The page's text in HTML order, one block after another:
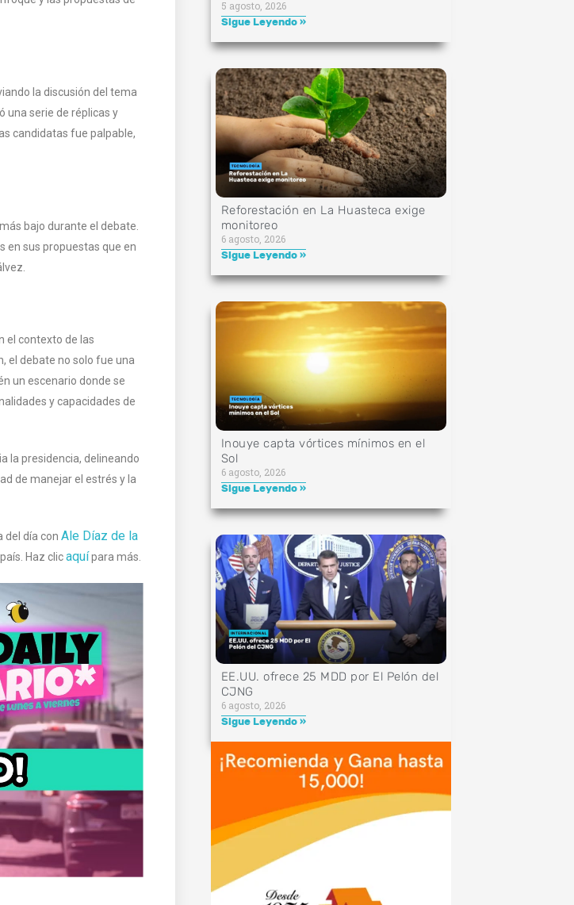
la discusión del tema
una serie de réplicas y
candidatas fue palpable,
bajo durante el debate.
en sus propuestas que en
el contexto de las
el debate no solo fue una
un escenario donde se
y capacidades de
la presidencia, delineando
de manejar el estrés y la
del día con Ale Díaz de la
Haz clicaquípara más.
5 agosto, 2026
Sigue Leyendo »
Reforestación en La Huasteca exige
monitoreo
6 agosto, 2026
Sigue Leyendo »
Inouye capta vórtices mínimos en el
Sol
6 agosto, 2026
Sigue Leyendo »
EE.UU. ofrece 25 MDD por El Pelón del
CJNG
6 agosto, 2026
Sigue Leyendo »